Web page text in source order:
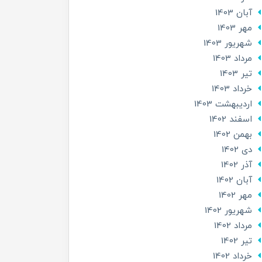
آبان 1403
مهر 1403
شهریور 1403
مرداد 1403
تير 1403
خرداد 1403
ارديبهشت 1403
اسفند 1402
بهمن 1402
دی 1402
آذر 1402
آبان 1402
مهر 1402
شهریور 1402
مرداد 1402
تير 1402
خرداد 1402